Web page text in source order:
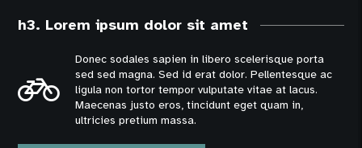
h3. Lorem ipsum dolor sit amet
Donec sodales sapien in libero scelerisque porta
sed sed magna. Sed id erat dolor. Pellentesque ac
ligula non tortor tempor vulputate vitae at lacus.
Maecenas justo eros, tincidunt eget quam in,
ultricies pretium massa.